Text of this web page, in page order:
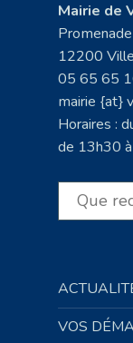
Mairie de
12200
05 65 65
mairie {at}
Horaires :
de 13h30
Rechercher
VOS